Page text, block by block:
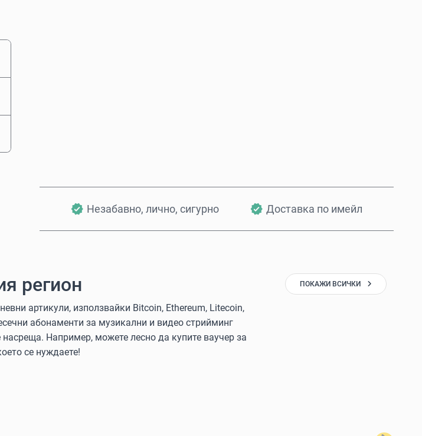
Незабавно, лично, сигурно Доставка по имейл
регион
артикули, използвайки Bitcoin, Ethereum, Litecoin,
абонаменти за музикални и видео стрийминг
Например, можете лесно да купите ваучер за
се нуждаете!
ПОКАЖИ ВСИЧКИ